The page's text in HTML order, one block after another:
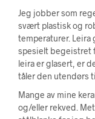
Jeg jobber som
svært plastisk og
temperaturer. Leira
spesielt begeistret
leira er glasert, er
tåler den utendørs
Mange av mine
og/eller rekved.